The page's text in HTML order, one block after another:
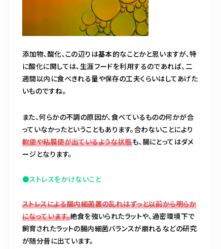
添加物、酸化、この辺りは基本的なことかと思いますが、特
に酸化に関しては、生涯フードを利用するのであれば、二
週間以内に食べきれる量や保存の工夫くらいはしてあげた
いものですね。
また、何らかの不調の原因が、食べているものの何かが合
っていなかったということもあります。合わないことにより
軟便や粘膜便が出ているような状態も、腸にとってはダメ
ージとなります。
●ストレスをかけないこと
ストレスによる腸内細菌叢の乱れはずっと以前から明らか
になっています。絶食を強いられたラットや、過密環境下で
飼育されたラットの腸内細菌バランスが崩れるなどの研究
が随分昔に出ています。